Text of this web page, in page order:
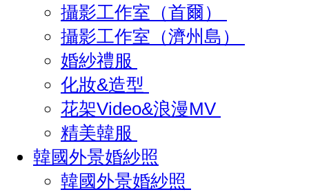
攝影工作室（首爾）
攝影工作室（濟州島）
婚紗禮服
化妝&造型
花架Video&浪漫MV
精美韓服
韓國外景婚紗照
韓國外景婚紗照